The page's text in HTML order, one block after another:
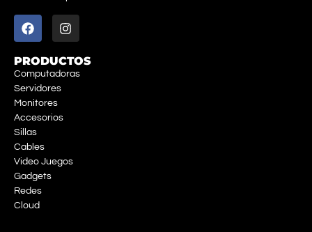
PRODUCTOS
Computadoras
Servidores
Monitores
Accesorios
Sillas
Cables
Video Juegos
Gadgets
Redes
Cloud